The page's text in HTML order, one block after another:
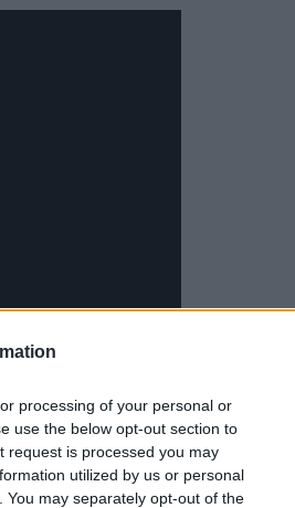
processing of your personal or
use the below opt-out section to
request is processed you may
utilized by us or personal
may separately opt-out of the